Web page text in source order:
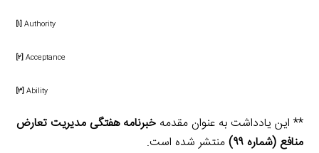
[۱] Authority
[۲] Acceptance
[۳] Ability
** این یادداشت به عنوان مقدمهخبرنامه هفتگی مدیریت تعارض
منافع (شماره ۹۹)
منتشر شده است.